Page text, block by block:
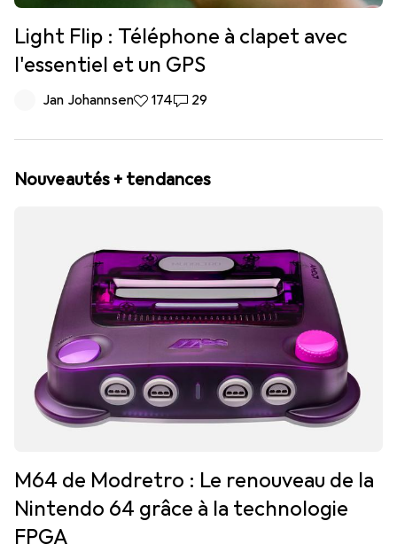
Light Flip : Téléphone à clapet avec
l'essentiel et un GPS
Jan Johannsen174 likes
17429 commentaires
29
Nouveautés + tendances
M64 de Modretro : Le renouveau de la
Nintendo 64 grâce à la technologie
FPGA